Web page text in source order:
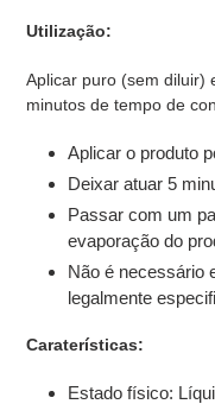
Utilização:
Aplicar puro (sem diluir)
minutos de tempo de
Aplicar o produto
Deixar atuar 5
Passar com um
evaporação do
Não é necessário
legalmente
Caraterísticas:
Estado físico: